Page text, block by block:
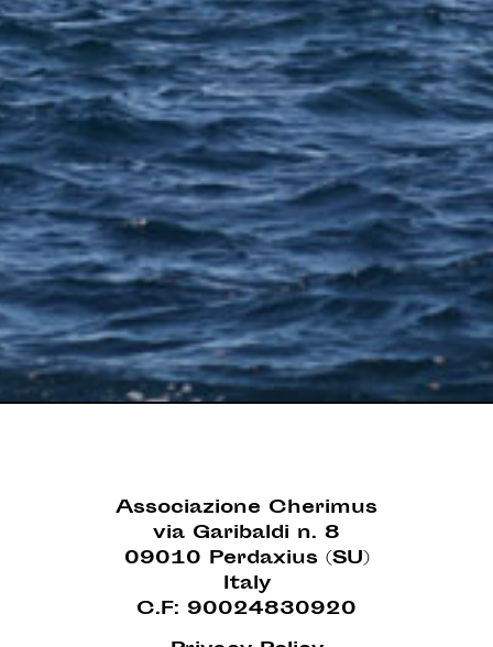
Associazione Cherimus
via Garibaldi n. 8
09010 Perdaxius (SU)
Italy
C.F: 90024830920